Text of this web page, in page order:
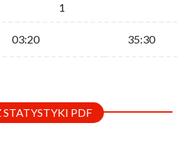
1
03:20 35:30
STATYSTYKI PDF